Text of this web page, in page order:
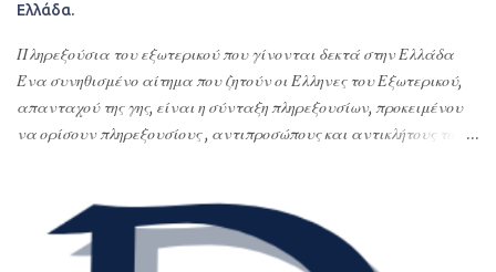
Ελλάδα.
Πληρεξούσια του εξωτερικού που γίνονται δεκτά στην Ελλάδα
Ένα συνηθισμένο αίτημα που ζητούν οι Έλληνες του Εξωτερικού,
απανταχού της γης, είναι η σύνταξη πληρεξουσίων, προκειμένου
να ορίσουν πληρεξουσίους , αντιπροσώπους και αντικλήτους τους
υποθέσεων τους στην Ελλάδα ή οποιασδήποτε εκπροσώπησης –
αντιπροσώπευσης τους στην Ελλάδα. Με τα πληρεξούσια αυτά
ορίζουν εντολοδόχους τους με συγκεκριμένες εντολές φιλικά ή